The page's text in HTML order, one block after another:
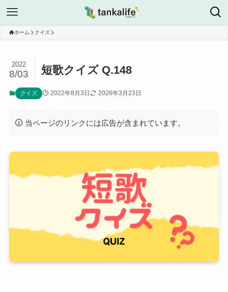
ホーム クイズ
短歌クイズ Q.148
2022
8/03
クイズ 2022年8月3日 2026年3月23日
当ページのリンクには広告が含まれています。